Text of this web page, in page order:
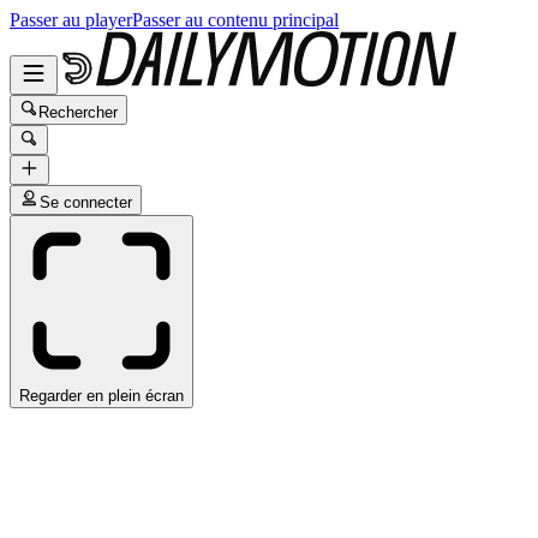
Passer au playerPasser au contenu principal
Rechercher
Se connecter
Regarder en plein écran